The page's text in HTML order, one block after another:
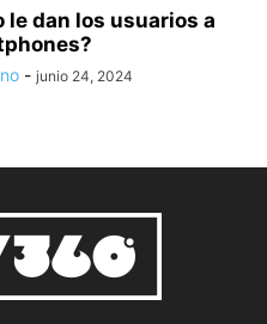
le dan los usuarios a
- junio 24, 2024